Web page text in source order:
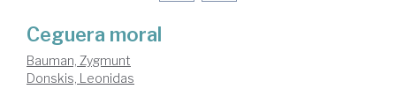
Ceguera moral
Bauman, Zygmunt
Donskis, Leonidas